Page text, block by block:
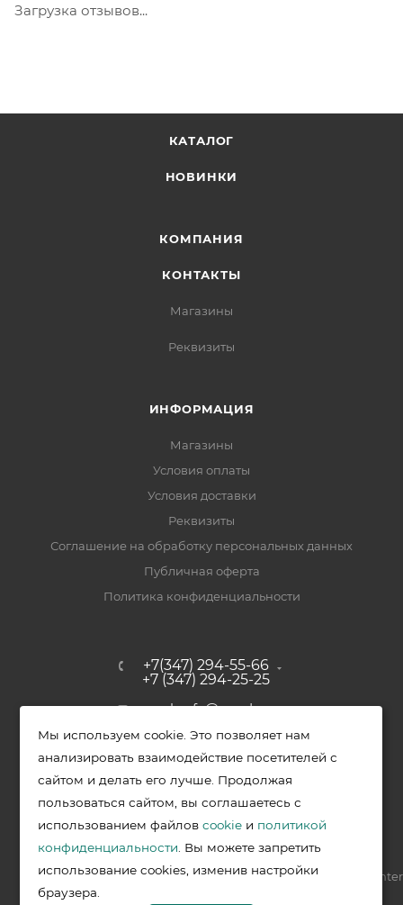
Загрузка отзывов...
КАТАЛОГ
НОВИНКИ
КОМПАНИЯ
КОНТАКТЫ
Магазины
Реквизиты
ИНФОРМАЦИЯ
Магазины
Условия оплаты
Условия доставки
Реквизиты
Соглашение на обработку персональных данных
Публичная оферта
Политика конфиденциальности
+7(347) 294-55-66
+7 (347) 294-25-25
upak-ufa@yandex.ru
Уфимский район, с. Зубово, ул.
Полевая, д. 44/2, к. 2
2026 © Меркурий - упаковочная продукция от ведущих
производителей в Уфе
Разработка —
VIS.center
Мы используем cookie. Это позволяет нам
анализировать взаимодействие посетителей с
сайтом и делать его лучше. Продолжая
пользоваться сайтом, вы соглашаетесь с
использованием файловcookie и политикой
конфиденциальности . Вы можете запретить
использование cookies, изменив настройки
браузера.